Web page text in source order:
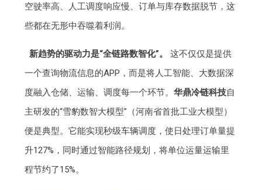
空驶率高、人工调度响应慢、订单与库存数据脱节，这
些都在无形中吞噬着利润。
新趋势的驱动力是“全链路数智化”。
这不仅仅是提供
一个查询物流信息的APP，而是将人工智能、大数据深
度融入仓储、运输、调度每一个环节。华鼎冷链科技自
主研发的“雪豹数智大模型”（河南省首批工业大模型）
便是典型。它能实现秒级车辆调度，使日处理订单量提
升127%，同时通过智能路径规划，将单位运量运输里
程节约了15%。